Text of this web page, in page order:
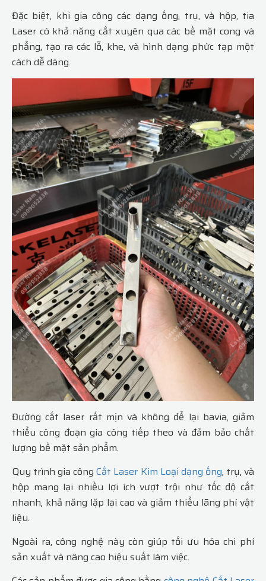
Đặc biệt, khi gia công các dạng ống, trụ, và hộp, tia
Laser có khả năng cắt xuyên qua các bề mặt cong và
phẳng, tạo ra các lỗ, khe, và hình dạng phức tạp một
cách dễ dàng.
Đường cắt laser rất mịn và không để lại bavia, giảm
thiểu công đoạn gia công tiếp theo và đảm bảo chất
lượng bề mặt sản phẩm.
Quy trình gia côngCắt Laser Kim Loại dạng ống, trụ, và
hộp mang lại nhiều lợi ích vượt trội như tốc độ cắt
nhanh, khả năng lặp lại cao và giảm thiểu lãng phí vật
liệu.
Ngoài ra, công nghệ này còn giúp tối ưu hóa chi phí
sản xuất và nâng cao hiệu suất làm việc.